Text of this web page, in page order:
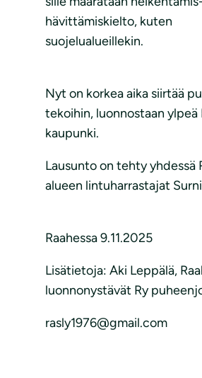
hävittämiskielto, kuten
suojelualueillekin.
Nyt on korkea aika siirtää
tekoihin, luonnostaan ylpeä
kaupunki.
Lausunto on tehty yhdessä
alueen lintuharrastajat
Raahessa 9.11.2025
Lisätietoja: Aki Leppälä,
luonnonystävät Ry
rasly1976@gmail.com